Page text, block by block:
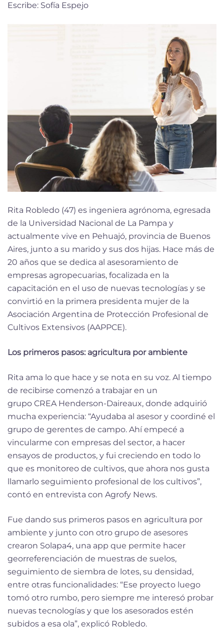
Escribe: Sofía Espejo
Rita Robledo (47) es ingeniera agrónoma, egresada
de la Universidad Nacional de La Pampa y
actualmente vive en Pehuajó, provincia de Buenos
Aires, junto a su marido y sus dos hijas. Hace más de
20 años que se dedica al asesoramiento de
empresas agropecuarias, focalizada en la
capacitación en el uso de nuevas tecnologías y se
convirtió en la primera presidenta mujer de la
Asociación Argentina de Protección Profesional de
Cultivos Extensivos (AAPPCE).
Los primeros pasos: agricultura por ambiente
Rita ama lo que hace y se nota en su voz. Al tiempo
de recibirse comenzó a trabajar en un
grupo CREA Henderson-Daireaux, donde adquirió
mucha experiencia: “Ayudaba al asesor y coordiné el
grupo de gerentes de campo. Ahí empecé a
vincularme con empresas del sector, a hacer
ensayos de productos, y fui creciendo en todo lo
que es monitoreo de cultivos, que ahora nos gusta
llamarlo seguimiento profesional de los cultivos”,
contó en entrevista con Agrofy News.
Fue dando sus primeros pasos en agricultura por
ambiente y junto con otro grupo de asesores
crearon Solapa4, una app que permite hacer
georreferenciación de muestras de suelos,
seguimiento de siembra de lotes, su densidad,
entre otras funcionalidades: “Ese proyecto luego
tomó otro rumbo, pero siempre me interesó probar
nuevas tecnologías y que los asesorados estén
subidos a esa ola”, explicó Robledo.